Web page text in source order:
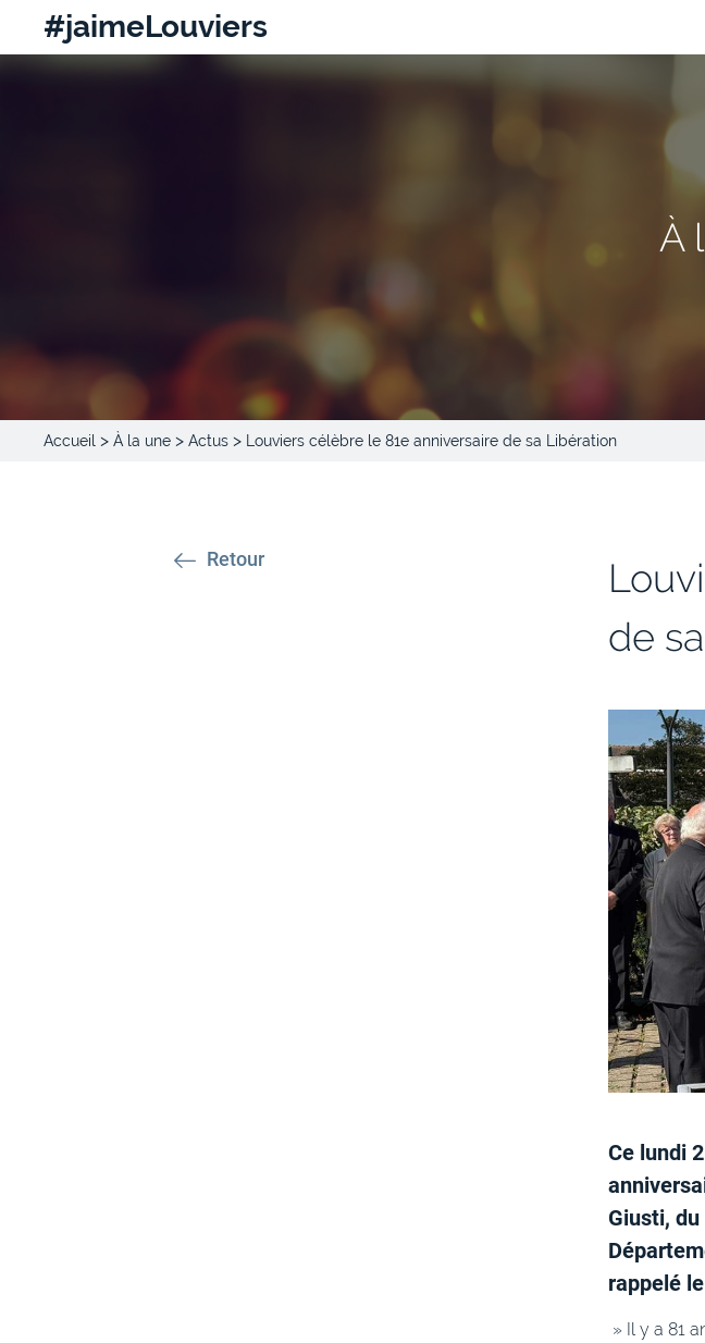
#jaimeLouviers
À
Accueil > À la une > Actus > Louviers célèbre le 81e anniversaire de sa Libération
Retour
de
Ce lundi
Giusti,
rappelé
» Il y a 81